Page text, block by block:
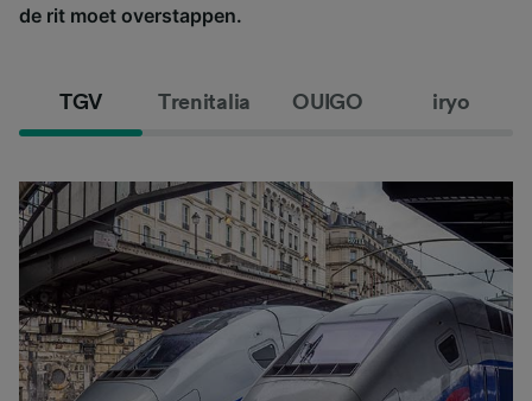
de rit moet overstappen.
TGV Trenitalia OUIGO iryo